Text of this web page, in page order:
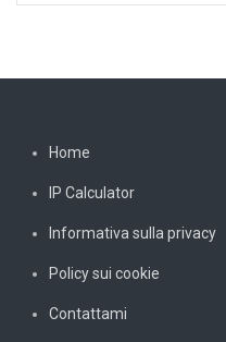
Home
IP Calculator
Informativa sulla privacy
Policy sui cookie
Contattami